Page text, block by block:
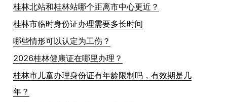
桂林北站和桂林站哪个距离市中心更近？
桂林市临时身份证办理需要多长时间
哪些情形可以认定为工伤？
2026桂林健康证在哪里办理？
桂林市儿童办理身份证有年龄限制吗，有效期是几
年？